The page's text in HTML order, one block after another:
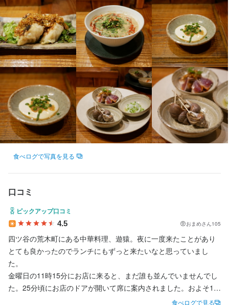
食べログで写真を見る
口コミ
ピックアップ口コミ
4.5 おまめさん105
四ツ谷の荒木町にある中華料理、遊猿。夜に一度来たことがあり
とても良かったのでランチにもずっと来たいなと思っていまし
た。
金曜日の11時15分にお店に来ると、まだ誰も並んでいませんでし
た。25分頃にお店のドアが開いて席に案内されました。およそ11
食べログで見る
【2】お客様を見ながら動く力が身につきます
当店はオープンキッチンのため、調理しながらお客様の表情や反
応を見ることができます。
“どうしたら楽しんでもらえるか”を考えながら動くことで、料理以
外の接客スキルも自然と身につきます。
状況を読み取り、最適な行動を選べる判断力が養われる仕事で
す。
飲食業の仕事を幅広く経験したい方には最適な職場です。
ここで「プロの飲食人」を目指してみませんか？
肉の知識
応募資格
歓迎スキル・経験
年齢・学歴・性別は不問
ジャンル問わず、調理経験者であれば歓迎します。
【2】お客様を見ながら動く力が身につきます
当店はオープンキッチンのため、調理しながらお客様の表情や反
応を見ることができます。
“どうしたら楽しんでもらえるか”を考えながら動くことで、料理以
外の接客スキルも自然と身につきます。
状況を読み取り、最適な行動を選べる判断力が養われる仕事で
す。
飲食業の仕事を幅広く経験したい方には最適な職場です。
ここで「プロの飲食人」を目指してみませんか？
肉の知識
応募資格
歓迎スキル・経験
年齢・学歴・性別は不問
ジャンル問わず、調理経験者であれば歓迎します。
求める人物像
【こんな方にオススメ！】
・接客スキルを身につけたい方
・お客様・スタッフと元気にコミュニケーションができる方
・楽しく、そして伸び伸びと仕事をしたい方
お店の採用担当者からのメッセージ
たくさんのご応募お待ちしています
店名
遊猿
勤務地
東京都新宿区荒木町6-39 GARDEN TREE 2F